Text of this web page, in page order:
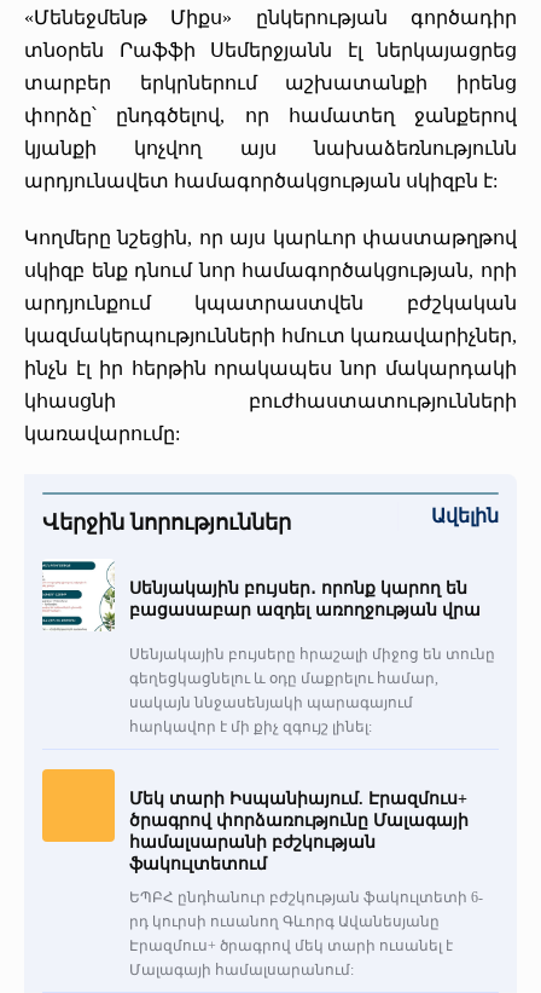
«Մենեջմենթ Միքս» ընկերության գործադիր
տնօրեն Րաֆֆի Սեմերջյանն էլ ներկայացրեց
տարբեր երկրներում աշխատանքի իրենց
փորձը՝ ընդգծելով, որ համատեղ ջանքերով
կյանքի կոչվող այս նախաձեռնությունն
արդյունավետ համագործակցության սկիզբն է:
Կողմերը նշեցին, որ այս կարևոր փաստաթղթով
սկիզբ ենք դնում նոր համագործակցության, որի
արդյունքում կպատրաստվեն բժշկական
կազմակերպությունների հմուտ կառավարիչներ,
ինչն էլ իր հերթին որակապես նոր մակարդակի
կհասցնի բուժհաստատությունների
կառավարումը:
Վերջին նորություններ Ավելին
Սենյակային բույսեր․ որոնք կարող են
բացասաբար ազդել առողջության վրա
Սենյակային բույսերը հրաշալի միջոց են տունը
գեղեցկացնելու և օդը մաքրելու համար,
սակայն ննջասենյակի պարագայում
հարկավոր է մի քիչ զգույշ լինել:
Մեկ տարի Իսպանիայում. Էրազմուս+
ծրագրով փորձառությունը Մալագայի
համալսարանի բժշկության
ֆակուլտետում
ԵՊԲՀ ընդհանուր բժշկության ֆակուլտետի 6-
րդ կուրսի ուսանող Գևորգ Ավանեսյանը
Էրազմուս+ ծրագրով մեկ տարի ուսանել է
Մալագայի համալսարանում: